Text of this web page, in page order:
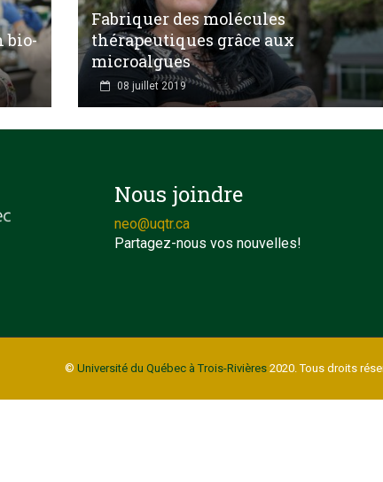
bio-
Fabriquer des molécules
thérapeutiques grâce aux
microalgues
08 juillet 2019
Nous joindre
neo@uqtr.ca
Partagez-nous vos nouvelles!
© Université du Québec à Trois-Rivières2020. Tous droits